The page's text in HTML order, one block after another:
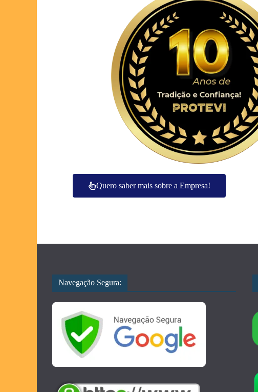
Quero saber mais sobre a Empresa!
Navegação Segura: